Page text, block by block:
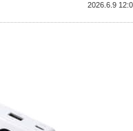
2026.6.9